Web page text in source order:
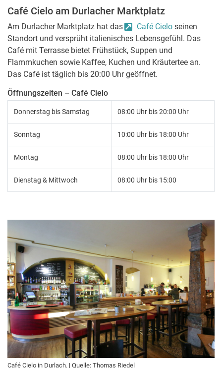
Café Cielo am Durlacher Marktplatz
Am Durlacher Marktplatz hat das Café Cielo seinen
Standort und versprüht italienisches Lebensgefühl. Das
Café mit Terrasse bietet Frühstück, Suppen und
Flammkuchen sowie Kaffee, Kuchen und Kräutertee an.
Das Café ist täglich bis 20:00 Uhr geöffnet.
Öffnungszeiten – Café Cielo
Donnerstag bis Samstag 08:00 Uhr bis 20:00 Uhr
Sonntag 10:00 Uhr bis 18:00 Uhr
Montag 08:00 Uhr bis 18:00 Uhr
Dienstag & Mittwoch 08:00 Uhr bis 15:00
Café Cielo in Durlach. | Quelle: Thomas Riedel